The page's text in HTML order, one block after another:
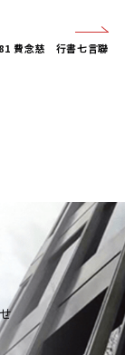
費念慈 行書七言聯